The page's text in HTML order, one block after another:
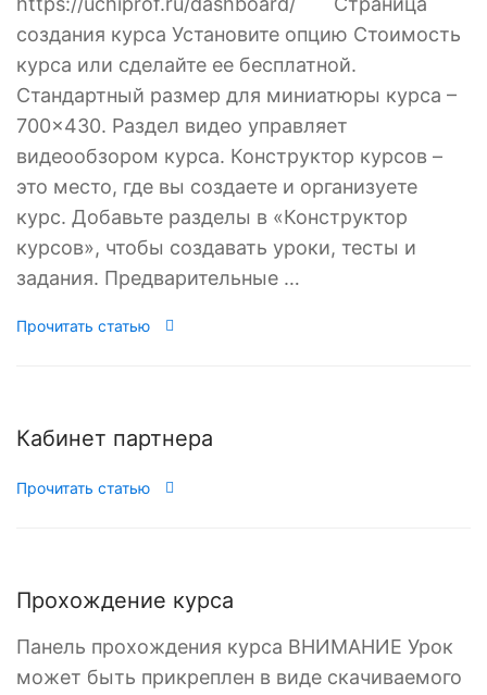
создания курса Установите опцию Стоимость
курса или сделайте ее бесплатной.
Стандартный размер для миниатюры курса –
700×430. Раздел видео управляет
видеообзором курса. Конструктор курсов –
это место, где вы создаете и организуете
курс. Добавьте разделы в «Конструктор
курсов», чтобы создавать уроки, тесты и
задания. Предварительные …
Прочитать статью
Кабинет партнера
Прочитать статью
Прохождение курса
Панель прохождения курса ВНИМАНИЕ Урок
может быть прикреплен в виде скачиваемого